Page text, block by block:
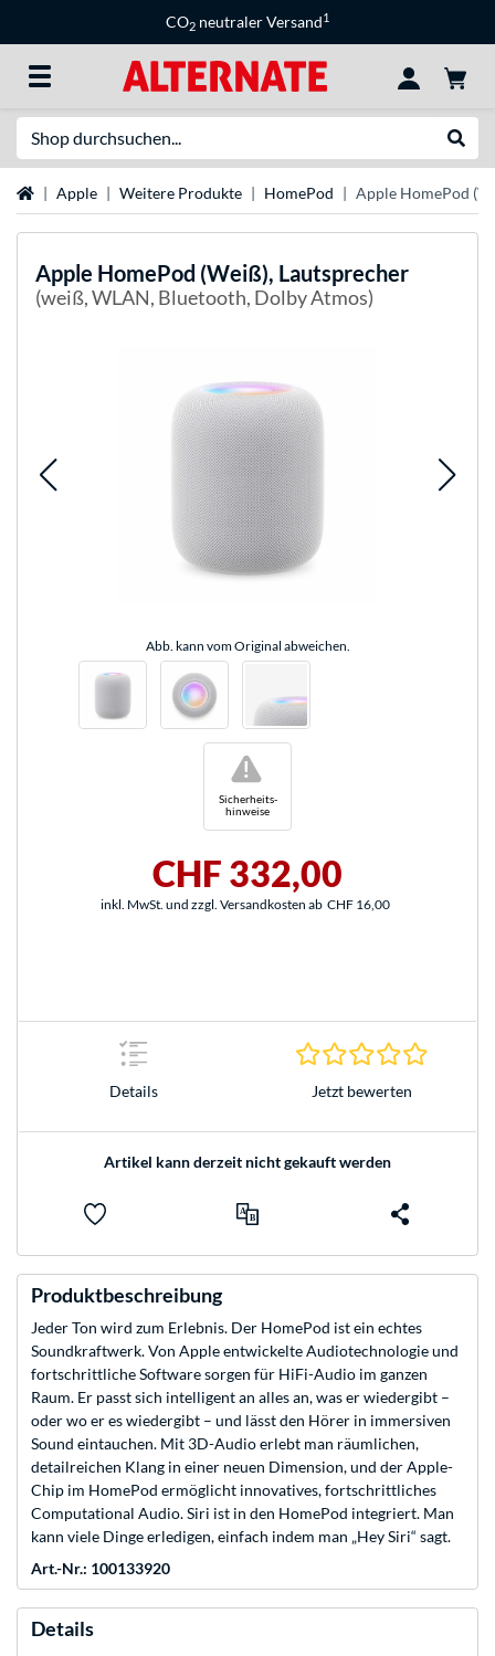
CO2 neutraler Versand1
Startseite
Apple Weitere Produkte HomePod Apple HomePod
Apple HomePod (Weiß), Lautsprecher
(weiß, WLAN, Bluetooth, Dolby Atmos)
Abb. kann vom Original abweichen.
Sicherheits-
hinweise
!
CHF 332,00
inkl. MwSt. und zzgl. Versandkosten ab CHF 16,00
Details Jetzt bewerten
Artikel kann derzeit nicht gekauft werden
Produktbeschreibung
Jeder Ton wird zum Erlebnis. Der HomePod ist ein echtes
Soundkraftwerk. Von Apple entwickelte Audio­techno­logie und
fortschrittliche Software sorgen für HiFi-Audio im ganzen
Raum. Er passt sich intelligent an alles an, was er wiedergibt –
oder wo er es wiedergibt – und lässt den Hörer in immersiven
Sound eintauchen. Mit 3D-Audio erlebt man räumlichen,
detailreichen Klang in einer neuen Dimension, und der Apple-
Chip im HomePod ermöglicht innova­tives, fort­schrittliches
Computational Audio. Siri ist in den HomePod integriert. Man
kann viele Dinge erledigen, einfach indem man „Hey Siri“ sagt.
Art.-Nr.: 100133920
Details